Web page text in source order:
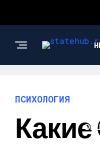
ПСИХОЛОГИЯ